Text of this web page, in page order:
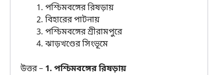
পশ্চিমবঙ্গের রিষড়ায়
বিহারের পাটনায়
পশ্চিমবঙ্গের শ্রীরামপুরে
ঝাড়খণ্ডের সিংভূমে
উত্তর – 1. পশ্চিমবঙ্গের রিষড়ায়